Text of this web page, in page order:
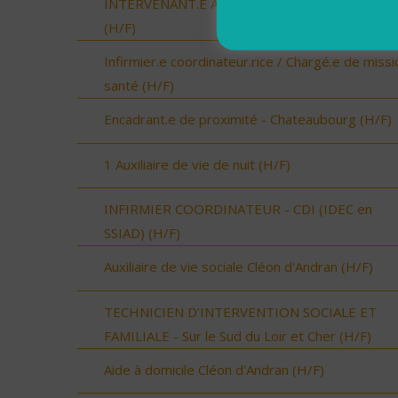
INTERVENANT.E A DOMICILE - VAL COUESNON
(H/F)
Infirmier.e coordinateur.rice / Chargé.e de
santé (H/F)
Encadrant.e de proximité - Chateaubourg (H/F)
1 Auxiliaire de vie de nuit (H/F)
INFIRMIER COORDINATEUR - CDI (IDEC en
SSIAD) (H/F)
Auxiliaire de vie sociale Cléon d'Andran (H/F)
TECHNICIEN D’INTERVENTION SOCIALE ET
FAMILIALE - Sur le Sud du Loir et Cher (H/F)
Aide à domicile Cléon d'Andran (H/F)